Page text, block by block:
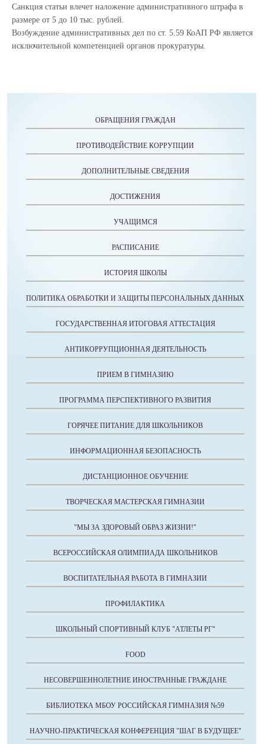
Санкция статьи влечет наложение административного штрафа в
размере от 5 до 10 тыс. рублей.
Возбуждение административных дел по ст. 5.59 КоАП РФ является
исключительной компетенцией органов прокуратуры.
ОБРАЩЕНИЯ ГРАЖДАН
ПРОТИВОДЕЙСТВИЕ КОРРУПЦИИ
ДОПОЛНИТЕЛЬНЫЕ СВЕДЕНИЯ
ДОСТИЖЕНИЯ
УЧАЩИМСЯ
РАСПИСАНИЕ
ИСТОРИЯ ШКОЛЫ
ПОЛИТИКА ОБРАБОТКИ И ЗАЩИТЫ ПЕРСОНАЛЬНЫХ ДАННЫХ
ГОСУДАРСТВЕННАЯ ИТОГОВАЯ АТТЕСТАЦИЯ
АНТИКОРРУПЦИОННАЯ ДЕЯТЕЛЬНОСТЬ
ПРИЕМ В ГИМНАЗИЮ
ПРОГРАММА ПЕРСПЕКТИВНОГО РАЗВИТИЯ
ГОРЯЧЕЕ ПИТАНИЕ ДЛЯ ШКОЛЬНИКОВ
ИНФОРМАЦИОННАЯ БЕЗОПАСНОСТЬ
ДИСТАНЦИОННОЕ ОБУЧЕНИЕ
ТВОРЧЕСКАЯ МАСТЕРСКАЯ ГИМНАЗИИ
"МЫ ЗА ЗДОРОВЫЙ ОБРАЗ ЖИЗНИ!"
ВСЕРОССИЙСКАЯ ОЛИМПИАДА ШКОЛЬНИКОВ
ВОСПИТАТЕЛЬНАЯ РАБОТА В ГИМНАЗИИ
ПРОФИЛАКТИКА
ШКОЛЬНЫЙ СПОРТИВНЫЙ КЛУБ "АТЛЕТЫ РГ"
FOOD
НЕСОВЕРШЕННОЛЕТНИЕ ИНОСТРАННЫЕ ГРАЖДАНЕ
БИБЛИОТЕКА МБОУ РОССИЙСКАЯ ГИМНАЗИЯ №59
НАУЧНО-ПРАКТИЧЕСКАЯ КОНФЕРЕНЦИЯ "ШАГ В БУДУЩЕЕ"